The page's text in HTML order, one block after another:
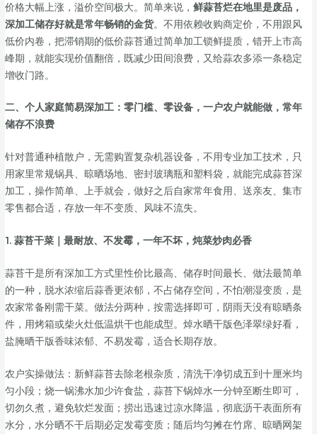
价格大幅上涨，溢价空间极大。简单来说，鲜蒜苔烂在地里是废品，
深加工储存好就是常年畅销的金货。不用依赖收购商定价，不用跟风
低价内卷，把滞销期的低价蒜苔通过简单加工锁鲜提质，错开上市高
峰期，就能实现价值翻倍，既减少田间浪费，又给蒜农多添一条稳定
增收门路。
二、个人家庭简易深加工：零门槛、零设备，一户农户就能做，常年
储存不浪费
针对普通种植散户，无需购置复杂机器设备，不用专业加工技术，只
用家里常规锅具、晾晒场地、密封玻璃瓶和塑料袋，就能完成蒜苔深
加工，操作简单、上手就会，做好之后自家常年食用、送亲友、集市
零售都合适，存放一年不变质、风味不流失。
1. 蒜苔干菜｜最耐放、不发霉，一年不坏，炖菜炒肉必香
蒜苔干是所有深加工方式里性价比最高、储存时间最长、做法最简单
的一种，脱水浓缩后蒜香更浓郁，不占储存空间，不怕潮湿变质，是
农家常备刚需干菜。做法分两种，按需选择即可，阴雨天没有晾晒条
件，用烤箱或柴火灶低温烘干也能成型。焯水晒干版色泽翠绿好看，
盐腌晒干版香味浓郁、不易发霉，适合长期存放。
农户实操做法：新鲜蒜苔去除老根杂质，清洗干净切成五到十厘米均
匀小段；烧一锅沸水加少许食盐，蒜苔下锅焯水一分钟至断生即可，
切勿久煮，避免软烂发面；捞出迅速过凉水降温，彻底沥干表面所有
水分，水分晒不干后期必定发霉变质；随后均匀摊在竹席、晾晒网架